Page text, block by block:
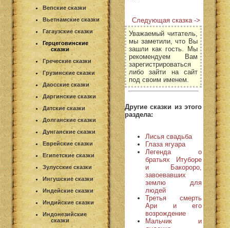
Вепские сказки
Вьетнамские сказки
Гагаузские сказки
Герцеговинские
сказки
Греческие сказки
Грузинские сказки
Даосские сказки
Даргинские сказки
Датские сказки
Долганские сказки
Дунганские сказки
Еврейские сказки
Египетские сказки
Зулусские сказки
Ингушские сказки
Индейские сказки
Индийские сказки
Индонезийские
сказки
Следующая сказка ->
Уважаемый читатель,
мы заметили, что Вы
зашли как гость. Мы
рекомендуем Вам
зарегистрироваться
либо зайти на сайт
под своим именем.
Другие сказки из этого
раздела:
Лисья свадьба
Глаза ягуара
Легенда о
братьях Итуборе
и Бакороро,
завоевавших
землю для
людей
Третья смерть
Ари и его
возрождение
Мальчик и